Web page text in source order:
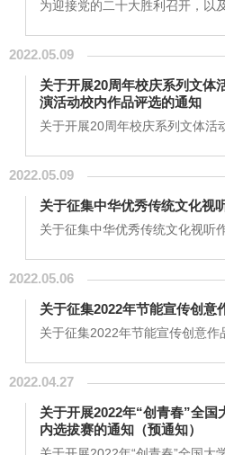
个大学的自主入学考试“笔试+面
为迎接党的二十大胜利召开，以
校园”征集展示活动。活动通过
美、人文之美、发展之美的摄影
园生活的可喜变化，以小见大反
发展成就。一、征集对象广大师
间即日起至2022年10月31日三
2022.05.09
关于开展20周年校庆系列文体
演活动校内作品评选的通知
关于开展20周年校庆系列文体活
总书记致首届全民阅读大会的贺
公厅、国务院办公厅《关于实施
实施中华经典诵读工程，依据教
赛管理办法（试行）》《关于举
2022.05.09
关于征集中华优秀传统文化视
关于征集中华优秀传统文化视听
实中宣部《中华优秀传统文化传
项目规划》和教育部“青春献礼
教育工委、教育厅、团省委的通
中华优秀传统文化视听作品。现
2022.05.06
关于征集2022年节能宣传创意
关于征集2022年节能宣传创意作
念，营造节能降碳、绿色环保浓
绿色低碳的工作和生活方式，四
作品，广泛传播节能减排降碳知
和目标。现将有关事项通知如下
2022.04.27
关于开展2022年“创青春”全国
内选拔赛的通知（预通知）